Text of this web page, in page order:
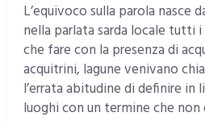
L’equivoco sulla parola nasce
nella parlata sarda locale tutti
che fare con la presenza di
acquitrini, lagune venivano
l’errata abitudine di definire in
luoghi con un termine che